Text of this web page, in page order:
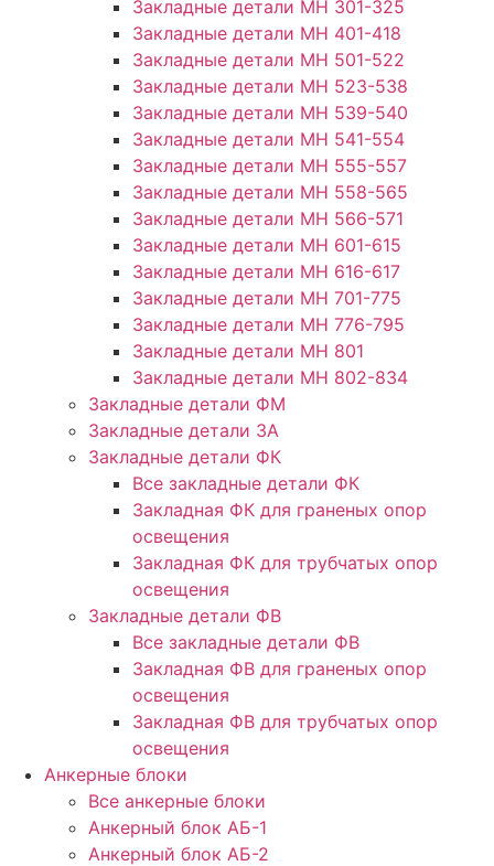
Закладные детали МН 301-325
Закладные детали МН 401-418
Закладные детали МН 501-522
Закладные детали МН 523-538
Закладные детали МН 539-540
Закладные детали МН 541-554
Закладные детали МН 555-557
Закладные детали МН 558-565
Закладные детали МН 566-571
Закладные детали МН 601-615
Закладные детали МН 616-617
Закладные детали МН 701-775
Закладные детали МН 776-795
Закладные детали МН 801
Закладные детали МН 802-834
Закладные детали ФМ
Закладные детали ЗА
Закладные детали ФК
Все закладные детали ФК
Закладная ФК для граненых опор
освещения
Закладная ФК для трубчатых опор
освещения
Закладные детали ФВ
Все закладные детали ФВ
Закладная ФВ для граненых опор
освещения
Закладная ФВ для трубчатых опор
освещения
Анкерные блоки
Все анкерные блоки
Анкерный блок АБ-1
Анкерный блок АБ-2